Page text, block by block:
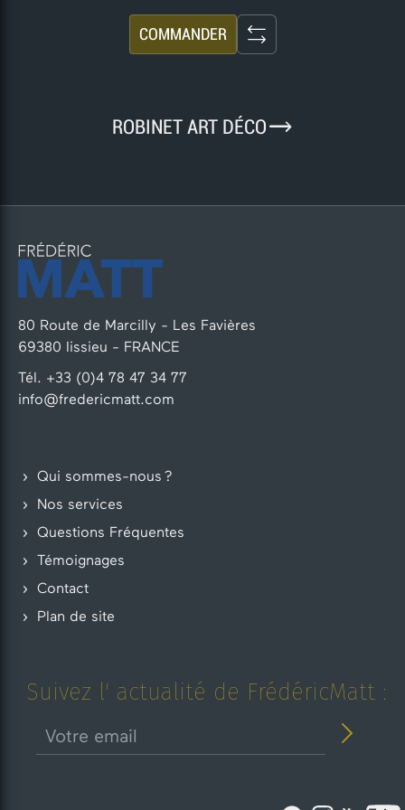
COMMANDER
ROBINET ART DÉCO9
80 Route de Marcilly - Les Favières
69380 lissieu - FRANCE
Tél. +33 (0)4 78 47 34 77
info@fredericmatt.com
Qui sommes-nous ?
Nos services
Questions Fréquentes
Témoignages
Contact
Plan de site
Suivez l' actualité de FrédéricMatt :